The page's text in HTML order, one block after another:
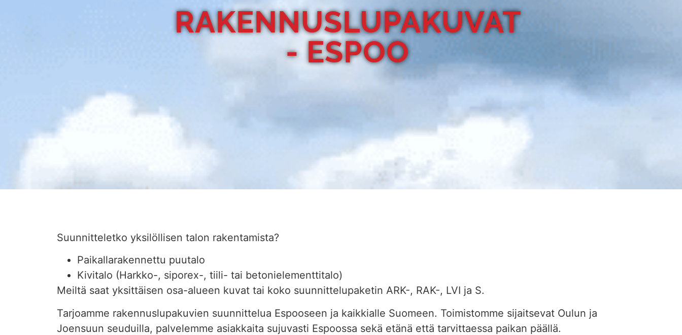
RAKENNUSLUPAKUVAT
- ESPOO
Suunnitteletko yksilöllisen talon rakentamista?
Paikallarakennettu puutalo
Kivitalo (Harkko-, siporex-, tiili- tai betonielementtitalo)
Meiltä saat yksittäisen osa-alueen kuvat tai koko suunnittelupaketin ARK-, RAK-, LVI ja S.
Tarjoamme rakennuslupakuvien suunnittelua Espooseen ja kaikkialle Suomeen. Toimistomme sijaitsevat Oulun ja
Joensuun seuduilla, palvelemme asiakkaita sujuvasti Espoossa sekä etänä että tarvittaessa paikan päällä.